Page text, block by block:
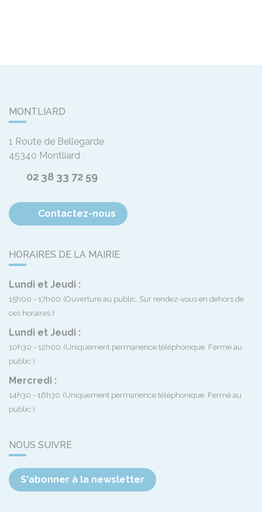
MONTLIARD
1 Route de Bellegarde
45340 Montliard
02 38 33 72 59
Contactez-nous
HORAIRES DE LA MAIRIE
Lundi et Jeudi :
15h00 - 17h00 (Ouverture au public. Sur rendez-vous en dehors de
ces horaires.)
Lundi et Jeudi :
10h30 - 12h00 (Uniquement permanence téléphonique. Fermé au
public.)
Mercredi :
14h30 - 16h30 (Uniquement permanence téléphonique. Fermé au
public.)
NOUS SUIVRE
S'abonner à la newsletter